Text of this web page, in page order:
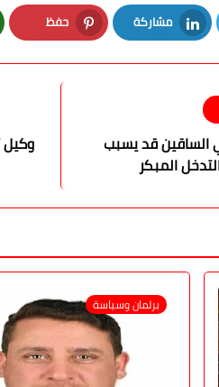
مشاركة
LinkedIn
حفظ
Pinterest
وكيل
الساقين قد يسبب
المبكر
برلمان وسياسة